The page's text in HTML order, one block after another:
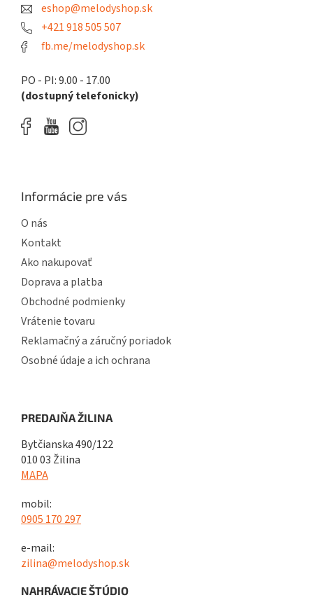
eshop@melodyshop.sk
+421 918 505 507
fb.me/melodyshop.sk
PO - PI: 9.00 - 17.00
(dostupný telefonicky)
Informácie pre vás
O nás
Kontakt
Ako nakupovať
Doprava a platba
Obchodné podmienky
Vrátenie tovaru
Reklamačný a záručný poriadok
Osobné údaje a ich ochrana
PREDAJŇA ŽILINA
Bytčianska 490/122
010 03 Žilina
MAPA
mobil:
0905 170 297
e-mail:
zilina@melodyshop.sk
NAHRÁVACIE ŠTÚDIO